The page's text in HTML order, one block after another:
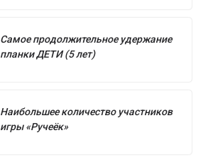
Самое продолжительное удержание
планки ДЕТИ (5 лет)
Наибольшее количество участников
игры «Ручеёк»